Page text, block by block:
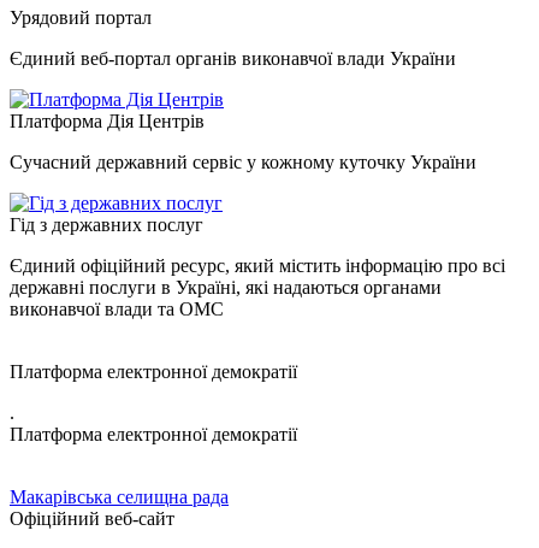
Урядовий портал
Єдиний веб-портал органів виконавчої влади України
Платформа Дія Центрів
Сучасний державний сервіс у кожному куточку України
Гід з державних послуг
Єдиний офіційний ресурс, який містить інформацію про всі
державні послуги в Україні, які надаються органами
виконавчої влади та ОМС
Платформа електронної демократії
.
Платформа електронної демократії
Макарівська селищна рада
Офіційний веб-сайт